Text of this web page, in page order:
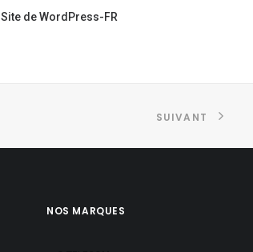
Site de WordPress-FR
SUIVANT
NOS MARQUES